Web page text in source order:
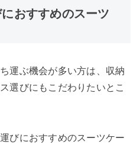
おすすめのスーツ
運ぶ機会が多い方は、収納
選びにもこだわりたいとこ
びにおすすめのスーツケー